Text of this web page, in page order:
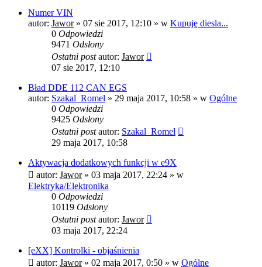
Numer VIN
autor: Jawor» 07 sie 2017, 12:10 » w Kupuję diesla...
0 Odpowiedzi
9471 Odsłony
Ostatni postautor: Jawor
07 sie 2017, 12:10
Bład DDE 112 CAN EGS
autor: Szakal_Romel » 29 maja 2017, 10:58 » w Ogólne
0 Odpowiedzi
9425 Odsłony
Ostatni postautor: Szakal_Romel
29 maja 2017, 10:58
Aktywacja dodatkowych funkcji w e9X
autor: Jawor» 03 maja 2017, 22:24 » w
Elektryka/Elektronika
0 Odpowiedzi
10119 Odsłony
Ostatni postautor: Jawor
03 maja 2017, 22:24
[eXX] Kontrolki - objaśnienia
autor: Jawor» 02 maja 2017, 0:50 » w Ogólne